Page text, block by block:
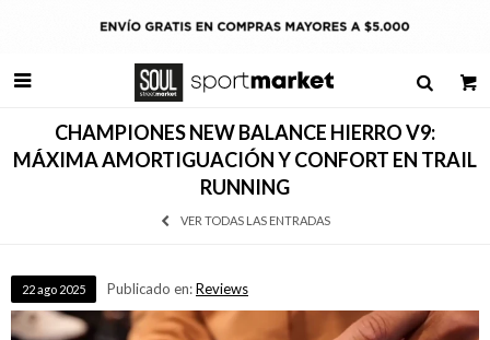

CHAMPIONES NEW BALANCE HIERRO V9:
MÁXIMA AMORTIGUACIÓN Y CONFORT EN TRAIL
RUNNING
VER TODAS LAS ENTRADAS
22ago 2025 Publicado en:Reviews